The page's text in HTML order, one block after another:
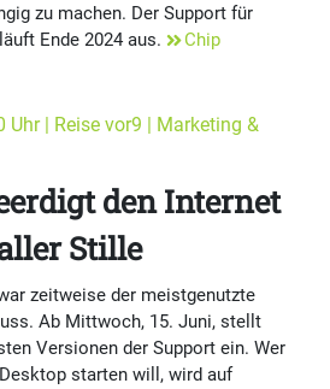
zu machen. Der Support für
Ende 2024 aus.
Chip
Uhr | Reise vor9 | Marketing &
den Internet
Stille
zeitweise der meistgenutzte
Ab Mittwoch, 15. Juni, stellt
Versionen der Support ein. Wer
starten will, wird auf